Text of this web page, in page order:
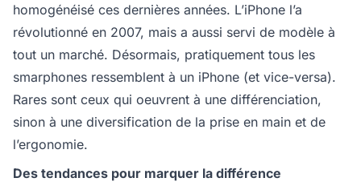
homogénéisé ces dernières années. L’iPhone l’a
révolutionné en 2007, mais a aussi servi de modèle à
tout un marché. Désormais, pratiquement tous les
smarphones ressemblent à un iPhone (et vice-versa).
Rares sont ceux qui oeuvrent à une différenciation,
sinon à une diversification de la prise en main et de
l’ergonomie.
Des tendances pour marquer la différence